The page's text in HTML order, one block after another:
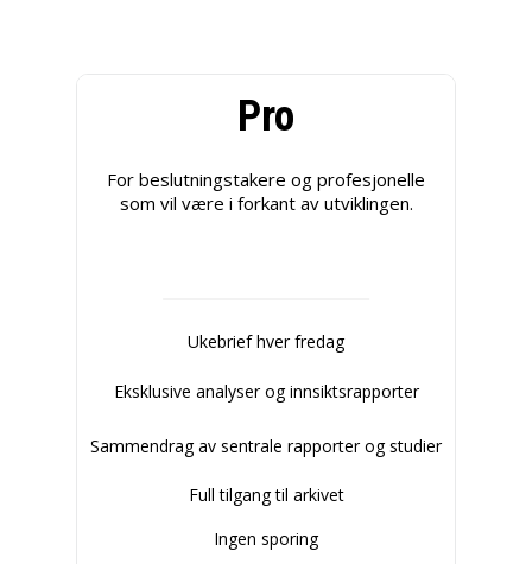
Pro
For beslutningstakere og profesjonelle
som vil være i forkant av utviklingen.
Ukebrief hver fredag
Eksklusive analyser og innsiktsrapporter
Sammendrag av sentrale rapporter og studier
Full tilgang til arkivet
Ingen sporing